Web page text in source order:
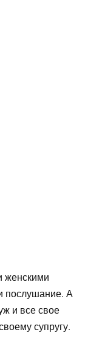
женскими
послушание. А
и все свое
супругу.